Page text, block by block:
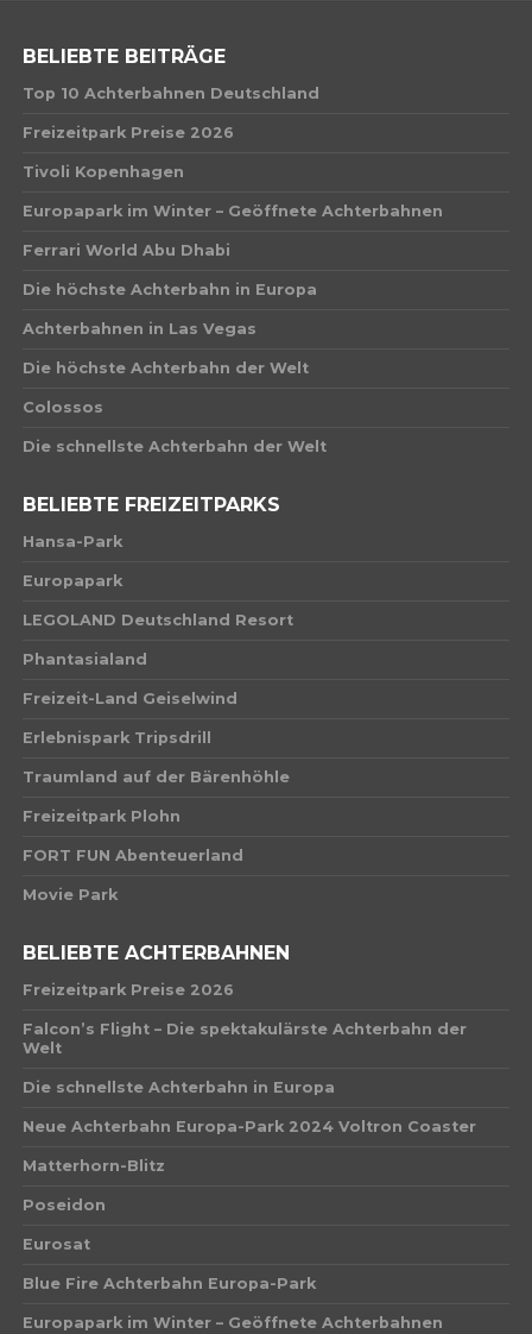
BELIEBTE BEITRÄGE
Top 10 Achterbahnen Deutschland
Freizeitpark Preise 2026
Tivoli Kopenhagen
Europapark im Winter – Geöffnete Achterbahnen
Ferrari World Abu Dhabi
Die höchste Achterbahn in Europa
Achterbahnen in Las Vegas
Die höchste Achterbahn der Welt
Colossos
Die schnellste Achterbahn der Welt
BELIEBTE FREIZEITPARKS
Hansa-Park
Europapark
LEGOLAND Deutschland Resort
Phantasialand
Freizeit-Land Geiselwind
Erlebnispark Tripsdrill
Traumland auf der Bärenhöhle
Freizeitpark Plohn
FORT FUN Abenteuerland
Movie Park
BELIEBTE ACHTERBAHNEN
Freizeitpark Preise 2026
Falcon’s Flight – Die spektakulärste Achterbahn der
Welt
Die schnellste Achterbahn in Europa
Neue Achterbahn Europa-Park 2024 Voltron Coaster
Matterhorn-Blitz
Poseidon
Eurosat
Blue Fire Achterbahn Europa-Park
Europapark im Winter – Geöffnete Achterbahnen